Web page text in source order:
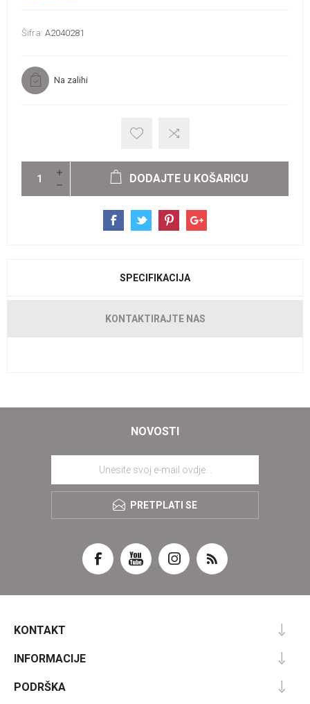
Šifra: A2040281
Na zalihi
DODAJTE U KOŠARICU
SPECIFIKACIJA
KONTAKTIRAJTE NAS
NOVOSTI
PRETPLATI SE
KONTAKT
INFORMACIJE
PODRŠKA